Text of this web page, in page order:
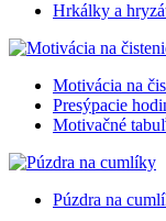
Hrkálky a
Motivácia na
Presýpacie
Motivačné
Púzdra na